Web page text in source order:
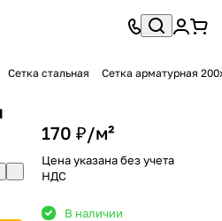
Сетка стальная Сетка арматурная
170 ₽/м²
Цена указана без учета
НДС
В наличии